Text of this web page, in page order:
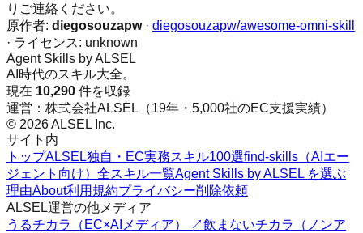
りご連絡ください。
原作者: diegosouzapw· diegosouzapw/awesome-omni-skill
· ライセンス: unknown
Agent Skills by ALSEL
AI時代のスキル大全。
現在 10,290 件を収録
運営：株式会社ALSEL（19年・5,000社のEC支援実績）
© 2026 ALSEL Inc.
サイト内
トップALSEL独自・EC実務スキル100選find-skills（AIエー
ジェント向け） 全スキル一覧Agent Skills by ALSEL を選ぶ
理由About利用規約プライバシー削除依頼
ALSEL運営の他メディア
うるチカラ（EC×AIメディア） ↗飲まないチカラ（ノンア